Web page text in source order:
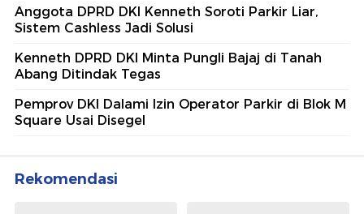
Anggota DPRD DKI Kenneth Soroti Parkir Liar,
Sistem Cashless Jadi Solusi
Kenneth DPRD DKI Minta Pungli Bajaj di Tanah
Abang Ditindak Tegas
Pemprov DKI Dalami Izin Operator Parkir di Blok M
Square Usai Disegel
Rekomendasi